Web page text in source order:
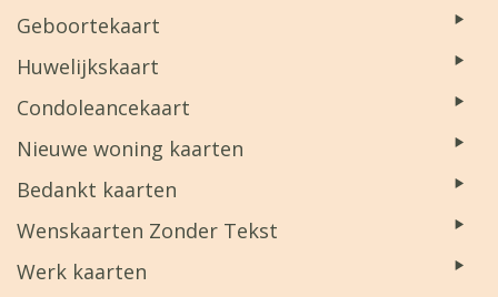
Geboortekaart
Huwelijkskaart
Condoleancekaart
Nieuwe woning kaarten
Bedankt kaarten
Wenskaarten Zonder Tekst
Werk kaarten